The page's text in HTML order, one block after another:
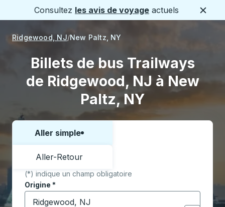
Consultez les avis de voyage actuels
Ridgewood, NJ New Paltz, NY
Billets de bus Trailways
de Ridgewood, NJ à New
Paltz, NY
Choisissez un sens ou un aller-retour:
Aller simple
Aller-Retour
(*) indique un champ obligatoire
Origine *
Commencez à saisir la ville d'origine pour ouvrir